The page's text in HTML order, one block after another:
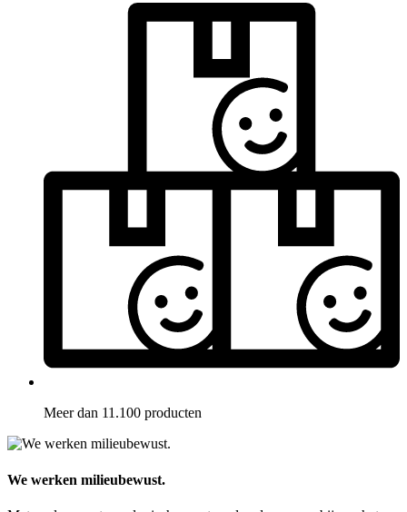
Meer dan 11.100 producten
We werken milieubewust.